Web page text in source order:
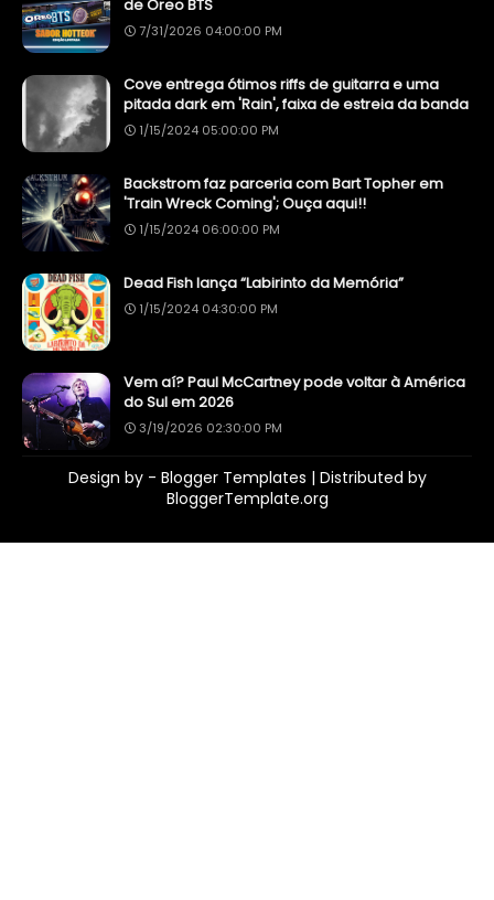
de Oreo BTS
7/31/2026 04:00:00 PM
Cove entrega ótimos riffs de guitarra e uma
pitada dark em 'Rain', faixa de estreia da banda
1/15/2024 05:00:00 PM
Backstrom faz parceria com Bart Topher em
'Train Wreck Coming'; Ouça aqui!!
1/15/2024 06:00:00 PM
Dead Fish lança “Labirinto da Memória”
1/15/2024 04:30:00 PM
Vem aí? Paul McCartney pode voltar à América
do Sul em 2026
3/19/2026 02:30:00 PM
Design by - Blogger Templates | Distributed by
BloggerTemplate.org